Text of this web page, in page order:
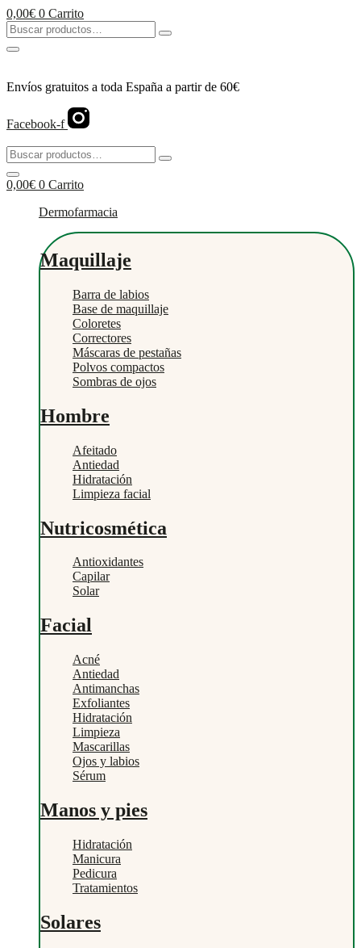
Ir
al
contenido
0,00€ 0 Carrito
Buscar
productos…
Envíos gratuitos a toda España a partir de 60€
Facebook-f
Buscar
productos…
0,00€ 0 Carrito
Dermofarmacia
Maquillaje
Barra de labios
Base de maquillaje
Coloretes
Correctores
Máscaras de pestañas
Polvos compactos
Sombras de ojos
Hombre
Afeitado
Antiedad
Hidratación
Limpieza facial
Nutricosmética
Antioxidantes
Capilar
Solar
Facial
Acné
Antiedad
Antimanchas
Exfoliantes
Hidratación
Limpieza
Mascarillas
Ojos y labios
Sérum
Manos y pies
Hidratación
Manicura
Pedicura
Tratamientos
Solares